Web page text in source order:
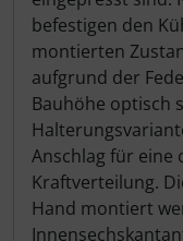
befestigen den
montierten
aufgrund der
Bauhöhe optisch
Anschlag für eine
Kraftverteilung.
Hand montiert